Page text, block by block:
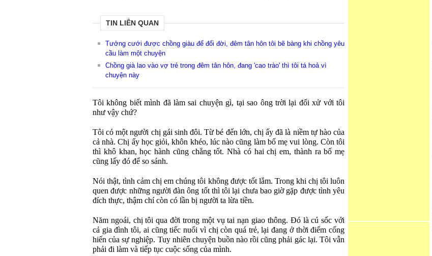
TIN LIÊN QUAN
Tưởng cưới được chồng giàu để đổi đời, đêm tân hôn tôi bẽ bàng khi chồng yêu
cầu làm một chuyện
Chồng già lao vào vợ trẻ trong đêm tân hôn, đang 'cao trào' thì tôi tá hoả vì
chuyện này
Tôi không biết mình đã làm sai chuyện gì, tại sao ông trời lại đối xử với tôi
như vậy chứ?
Tôi có một người chị gái sinh đôi. Từ bé đến lớn, chị ấy đã là niềm tự hào của
cả nhà. Chị ấy học giỏi, khôn khéo, lúc nào cũng làm bố mẹ vui lòng. Còn tôi
thì khô khan, học hành cũng chẳng tốt. Nhà có hai chị em, thành ra bố mẹ
cũng lấy đó để so sánh.
Nói thật, tình cảm chị em chúng tôi không được tốt lắm. Trong khi chị tôi luôn
quen được những người đàn ông tốt thì tôi lại chưa bao giờ gặp được tình yêu
đích thực, thậm chí còn có lần bị người ta lừa tiền.
Năm ngoái, chị tôi qua đời trong một vụ tai nạn giao thông. Đó là cú sốc với
cả gia đình tôi, ai cũng tiếc nuối vì chị còn quá trẻ, lại đang ở thời điểm cống
hiến của sự nghiệp. Tuy nhiên chuyện buồn nào rồi cũng phải gác lại. Tôi vẫn
phải đi làm và tiếp tục cuộc sống của mình.